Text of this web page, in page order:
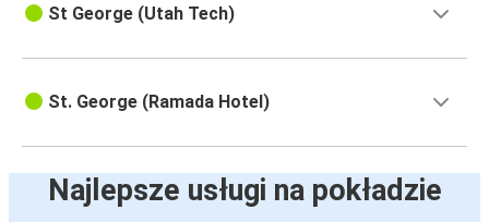
St George (Utah Tech)
St. George (Ramada Hotel)
Najlepsze usługi na pokładzie